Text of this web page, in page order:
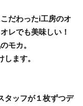
だわったi工房のオ
レでも美味しい！
モカ。
ます。
タッフが１枚ずつデ